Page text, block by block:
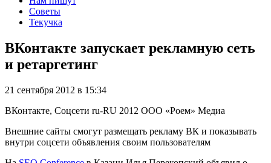
Советы
Текучка
ВКонтакте запускает рекламную сеть
и ретаргетинг
21 сентября 2012 в 15:34
ВКонтакте, Соцсети ru-RU 2012 ООО «Роем» Медиа
Внешние сайты смогут размещать рекламу ВК и показывать
внутри соцсети объявления своим пользователям